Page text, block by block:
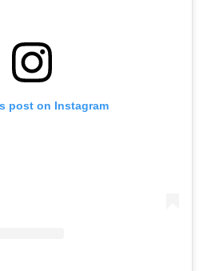
post on Instagram